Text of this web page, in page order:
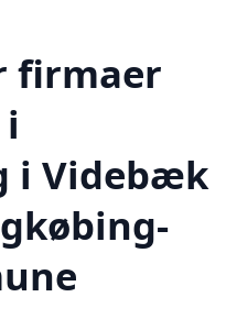
firmaer
i Videbæk